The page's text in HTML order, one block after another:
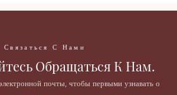
Связаться С Нами
Обращаться К Нам.
почты, чтобы первыми узнавать о